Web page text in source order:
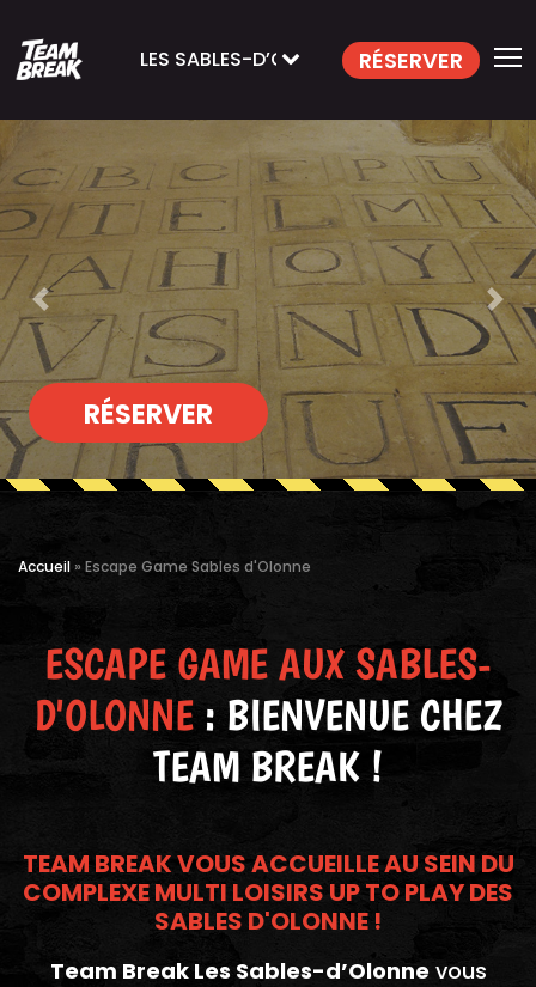
LES SABLES-D’OLONNE RÉSERVER
Previous
RÉSERVER
Accueil » Escape Game Sables d'Olonne
ESCAPE GAME AUX SABLES-
D'OLONNE : BIENVENUE CHEZ
TEAM BREAK !
TEAM BREAK VOUS ACCUEILLE AU SEIN DU
COMPLEXE MULTI LOISIRS UP TO PLAY DES
SABLES D'OLONNE !
Team Break Les Sables-d’Olonnevous